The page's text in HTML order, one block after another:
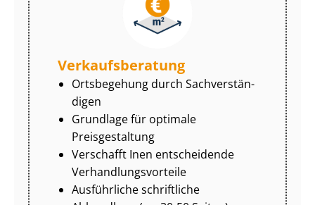
Ver­kaufs­be­ra­tung
Ortsbegehung durch Sach­ver­stän­
di­gen
Grundlage für optimale
Preisgestaltung
Verschafft Inen entscheidende
Ver­hand­lungs­vor­tei­le
Ausführliche schriftliche